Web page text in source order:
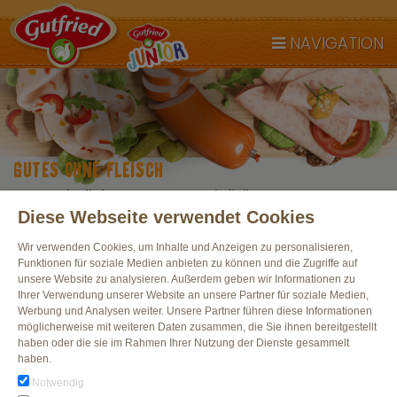
NAVIGATION
GUTES OHNE FLEISCH
Unsere beliebten Wurstspezialitäten
gibt es jetzt auch ganz ohne Fleisch.
Alle Produkte
Diese Webseite verwendet Cookies
Wir verwenden Cookies, um Inhalte und Anzeigen zu personalisieren,
Funktionen für soziale Medien anbieten zu können und die Zugriffe auf
unsere Website zu analysieren. Außerdem geben wir Informationen zu
Ihrer Verwendung unserer Website an unsere Partner für soziale Medien,
Werbung und Analysen weiter. Unsere Partner führen diese Informationen
möglicherweise mit weiteren Daten zusammen, die Sie ihnen bereitgestellt
haben oder die sie im Rahmen Ihrer Nutzung der Dienste gesammelt
haben.
Notwendig